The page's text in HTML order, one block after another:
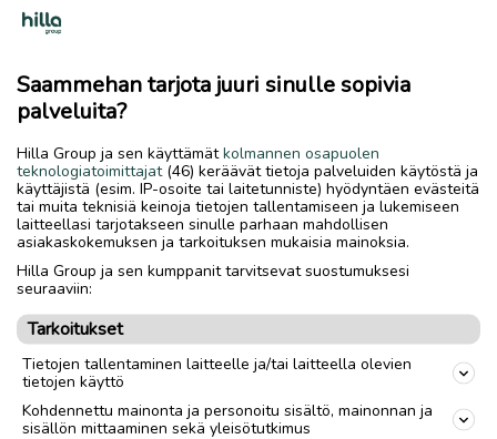
Lue myös
Saammehan tarjota juuri sinulle sopivia
palveluita?
Hilla Group ja sen käyttämätkolmannen osapuolen
teknologiatoimittajat(46) keräävät tietoja palveluiden käytöstä ja
käyttäjistä (esim. IP-osoite tai laitetunniste) hyödyntäen evästeitä
tai muita teknisiä keinoja tietojen tallentamiseen ja lukemiseen
laitteellasi tarjotakseen sinulle parhaan mahdollisen
asiakaskokemuksen ja tarkoituksen mukaisia mainoksia.
Hilla Group ja sen kumppanit tarvitsevat suostumuksesi
seuraaviin:
Tarkoitukset
Tietojen tallentaminen laitteelle ja/tai laitteella olevien
tietojen käyttö
Kohdennettu mainonta ja personoitu sisältö, mainonnan ja
sisällön mittaaminen sekä yleisötutkimus